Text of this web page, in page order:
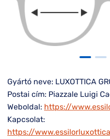
Gyártó neve: LUXOTTICA
Postai cím: Piazzale Luigi
Weboldal: https://
Kapcsolat:
https://